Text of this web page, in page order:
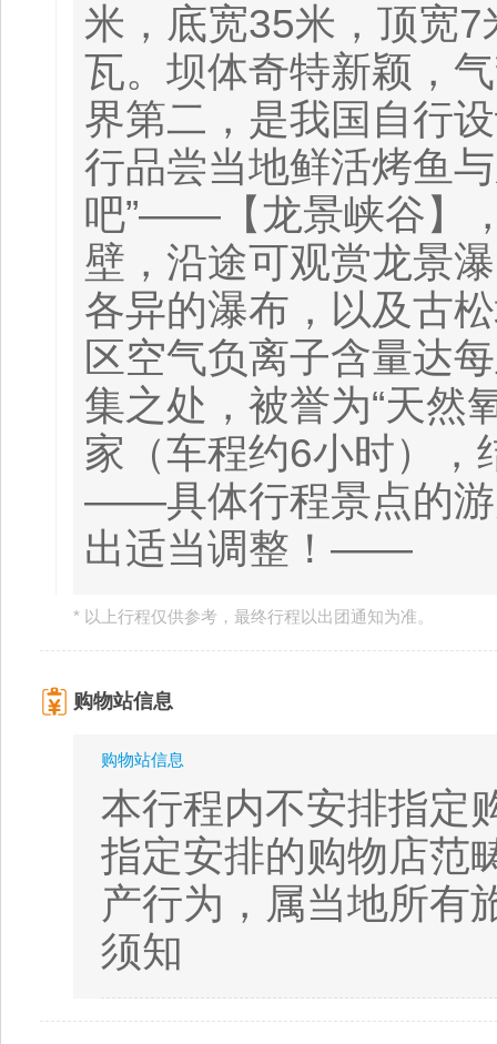
米，底宽35米，顶宽
瓦。坝体奇特新颖，
界第二，是我国自行
行品尝当地鲜活烤鱼
吧”——【龙景峡谷】
壁，沿途可观赏龙景
各异的瀑布，以及古
区空气负离子含量达
集之处，被誉为“天
家（车程约6小时），
——具体行程景点的游
出适当调整！——
* 以上行程仅供参考，最终行程以出团通知为准。
购物站信息
购物站信息
本行程内不安排指定
指定安排的购物店范
产行为，属当地所有
须知